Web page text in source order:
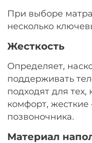
При выборе
несколько
Жесткость
Определяет,
поддерживать
подходят для тех,
комфорт,
позвоночника.
Материал